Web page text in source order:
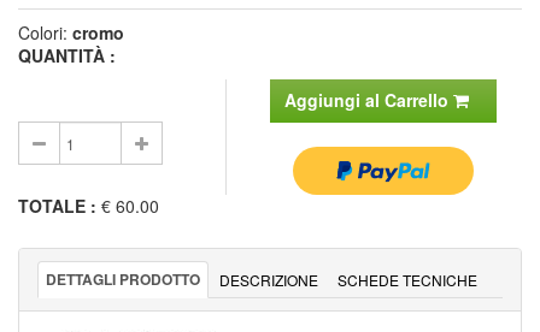
Colori: cromo
QUANTITÀ :
Aggiungi al Carrello
TOTALE : € 60.00
DETTAGLI PRODOTTO DESCRIZIONE SCHEDE TECNICHE